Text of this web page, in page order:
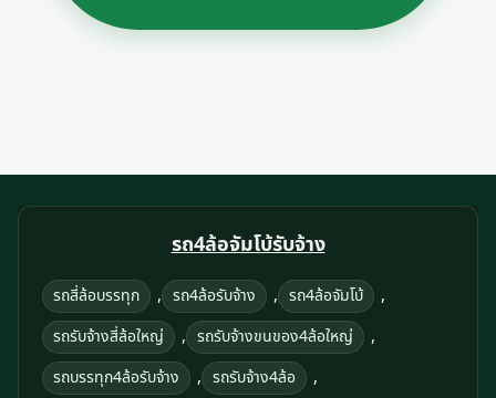
รถ4ล้อจัมโบ้รับจ้าง
รถสี่ล้อบรรทุก , รถ4ล้อรับจ้าง , รถ4ล้อจัมโบ้ ,
รถรับจ้างสี่ล้อใหญ่ , รถรับจ้างขนของ4ล้อใหญ่ ,
รถบรรทุก4ล้อรับจ้าง , รถรับจ้าง4ล้อ ,